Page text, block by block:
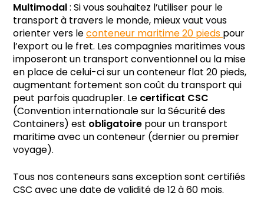
Multimodal: Si vous souhaitez l’utiliser pour le
transport à travers le monde, mieux vaut vous
orienter vers leconteneur maritime 20 piedspour
l’export ou le fret. Les compagnies maritimes vous
imposeront un transport conventionnel ou la mise
en place de celui-ci sur un conteneur flat 20 pieds,
augmentant fortement son coût du transport qui
peut parfois quadrupler. Lecertificat CSC
(Convention internationale sur la Sécurité des
Containers) est obligatoirepour un transport
maritime avec un conteneur (dernier ou premier
voyage).
Tous nos conteneurs sans exception sont certifiés
CSC avec une date de validité de 12 à 60 mois.